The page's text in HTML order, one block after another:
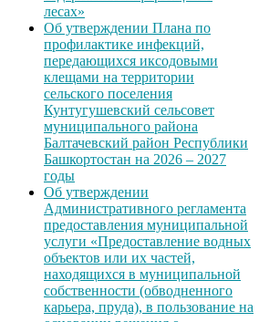
лесах»
Об утверждении Плана по
профилактике инфекций,
передающихся иксодовыми
клещами на территории
сельского поселения
Кунтугушевский сельсовет
муниципального района
Балтачевский район Республики
Башкортостан на 2026 – 2027
годы
Об утверждении
Административного регламента
предоставления муниципальной
услуги «Предоставление водных
объектов или их частей,
находящихся в муниципальной
собственности (обводненного
карьера, пруда), в пользование на